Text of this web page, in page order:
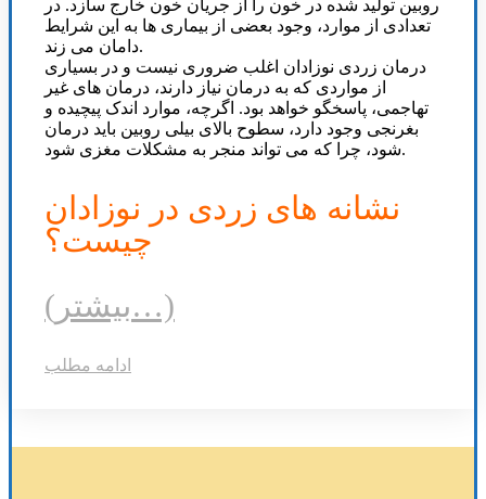
روبین تولید شده در خون را از جریان خون خارج سازد. در
تعدادی از موارد، وجود بعضی از بیماری ها به این شرایط
دامان می زند.
درمان زردی نوزادان اغلب ضروری نیست و در بسیاری
از مواردی که به درمان نیاز دارند، درمان های غیر
تهاجمی، پاسخگو خواهد بود. اگرچه، موارد اندک پیچیده و
بغرنجی وجود دارد، سطوح بالای بیلی روبین باید درمان
شود، چرا که می تواند منجر به مشکلات مغزی شود.
نشانه های زردی در نوزادان
چیست؟
(بیشتر…)
ادامه مطلب